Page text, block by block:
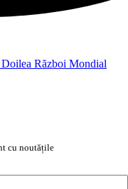
Război Mondial
cu noutățile